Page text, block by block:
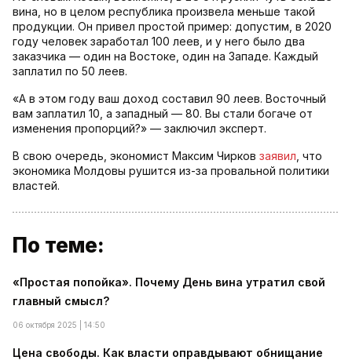
вина, но в целом республика произвела меньше такой
продукции. Он привел простой пример: допустим, в 2020
году человек заработал 100 леев, и у него было два
заказчика — один на Востоке, один на Западе. Каждый
заплатил по 50 леев.
«А в этом году ваш доход составил 90 леев. Восточный
вам заплатил 10, а западный — 80. Вы стали богаче от
изменения пропорций?» — заключил эксперт.
В свою очередь, экономист Максим Чирков заявил , что
экономика Молдовы рушится из-за провальной политики
властей.
По теме:
«Простая попойка». Почему День вина утратил свой
главный смысл?
06 октября 2025 | 14:50
Цена свободы. Как власти оправдывают обнищание